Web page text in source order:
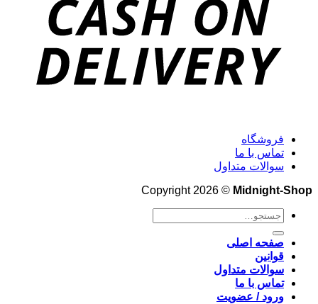
فروشگاه
تماس با ما
سوالات متداول
Copyright 2026 © Midnight-Shop
جستجو
برای:
صفحه اصلی
قوانین
سوالات متداول
تماس با ما
ورود / عضویت